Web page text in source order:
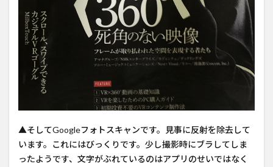
▲そしてGoogleフォトスキャンです。見事に反射を除去して
います。これにはびっくりです。少し撮影時にブラしてしま
ったようです、文字がぶれているのはアプリのせいではなく